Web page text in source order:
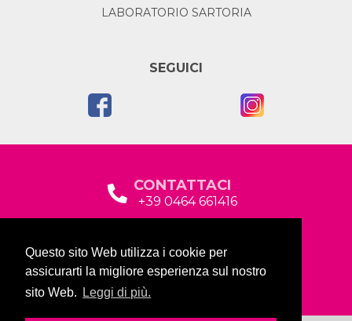
Questo sito Web utilizza i cookie per
assicurarti la migliore esperienza sul nostro
sito Web.
Leggi di più.
LABORATORIO SARTORIA
SEGUICI
CONTATTACI
+39 0464 661416
Via Baltera, 19
38066 Riva del Garda (TN)